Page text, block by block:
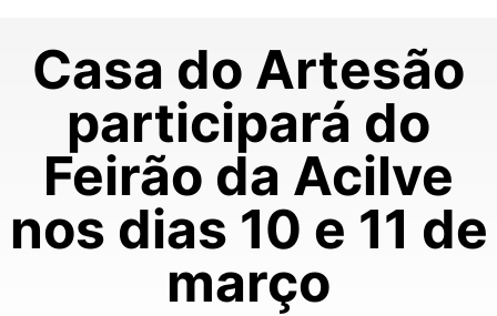
Casa do Artesão
participará do
Feirão da Acilve
nos dias 10 e 11 de
março